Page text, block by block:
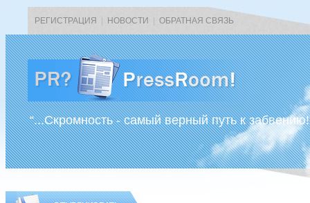
РЕГИСТРАЦИЯ НОВОСТИ ОБРАТНАЯ СВЯЗЬ
“...Скромность - самый верный путь к